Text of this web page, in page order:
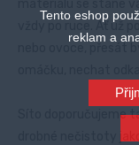
Tento eshop
reklam a
vždy po ruce. Ať už
nebo ovoce, přesát
Síto doporučujeme
drobné nečistoty